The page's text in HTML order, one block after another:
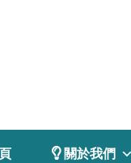
 關於我們